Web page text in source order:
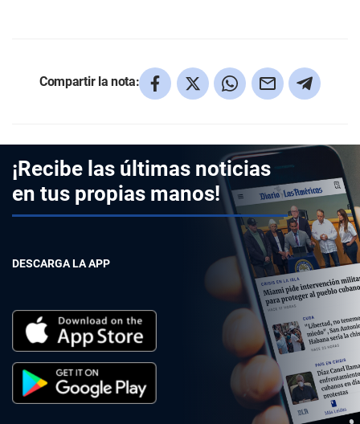
Compartir la nota:
¡Recibe las últimas noticias
en tus propias manos!
DESCARGA LA APP